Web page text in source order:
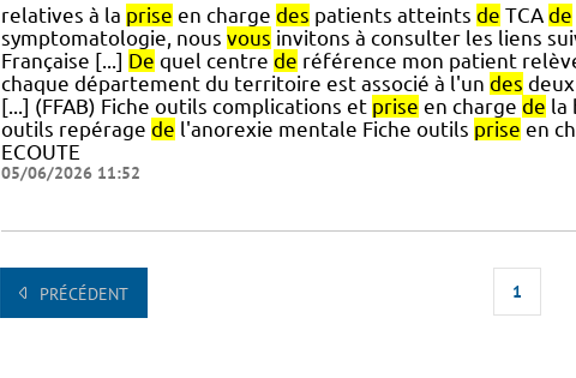
relatives à la prise en charge des patients atteints de TCA de
symptomatologie, nous vous invitons à consulter les liens
Française [...] De quel centre de référence mon patient
chaque département du territoire est associé à l'un des
[...] (FFAB) Fiche outils complications et prise en charge de la
outils repérage de l'anorexie mentale Fiche outils prise en
ECOUTE
05/06/2026 11:52
PRÉCÉDENT 1